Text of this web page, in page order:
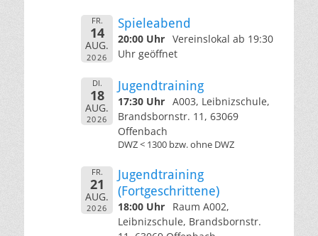
FR.
14
AUG.
2026
Spieleabend
20:00 Uhr Vereinslokal ab 19:30
Uhr geöffnet
DI.
18
AUG.
2026
Jugendtraining
17:30 Uhr A003, Leibnizschule,
Brandsbornstr. 11, 63069
Offenbach
DWZ < 1300 bzw. ohne DWZ
FR.
21
AUG.
2026
Jugendtraining
(Fortgeschrittene)
18:00 Uhr
Raum A002,
Leibnizschule, Brandsbornstr.